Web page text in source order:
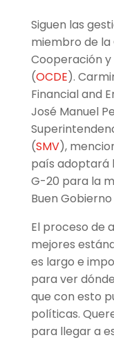
Siguen las
miembro de la
Cooperación
(OCDE).
Financial and
José Manuel
(SMV),
país adoptará
G-20 para la
Buen
El proceso de
mejores
es largo e
para ver
que con esto
políticas.
para llegar a